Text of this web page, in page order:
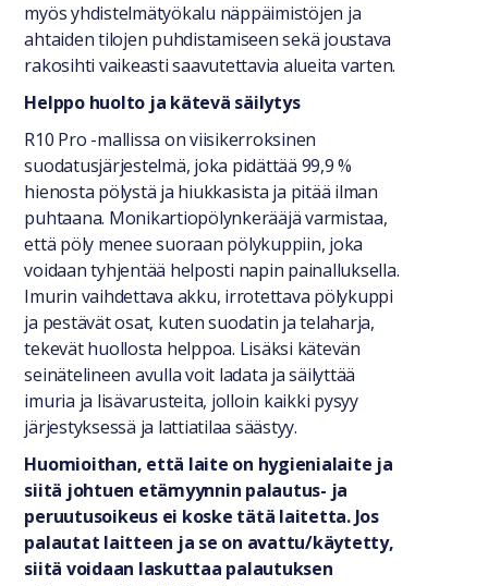
myös yhdistelmätyökalu näppäimistöjen ja
ahtaiden tilojen puhdistamiseen sekä joustava
rakosihti vaikeasti saavutettavia alueita varten.
Helppo huolto ja kätevä säilytys
R10 Pro -mallissa on viisikerroksinen
suodatusjärjestelmä, joka pidättää 99,9 %
hienosta pölystä ja hiukkasista ja pitää ilman
puhtaana. Monikartiopölynkerääjä varmistaa,
että pöly menee suoraan pölykuppiin, joka
voidaan tyhjentää helposti napin painalluksella.
Imurin vaihdettava akku, irrotettava pölykuppi
ja pestävät osat, kuten suodatin ja telaharja,
tekevät huollosta helppoa. Lisäksi kätevän
seinätelineen avulla voit ladata ja säilyttää
imuria ja lisävarusteita, jolloin kaikki pysyy
järjestyksessä ja lattiatilaa säästyy.
Huomioithan, että laite on hygienialaite ja
siitä johtuen etämyynnin palautus- ja
peruutusoikeus ei koske tätä laitetta. Jos
palautat laitteen ja se on avattu/käytetty,
siitä voidaan laskuttaa palautuksen